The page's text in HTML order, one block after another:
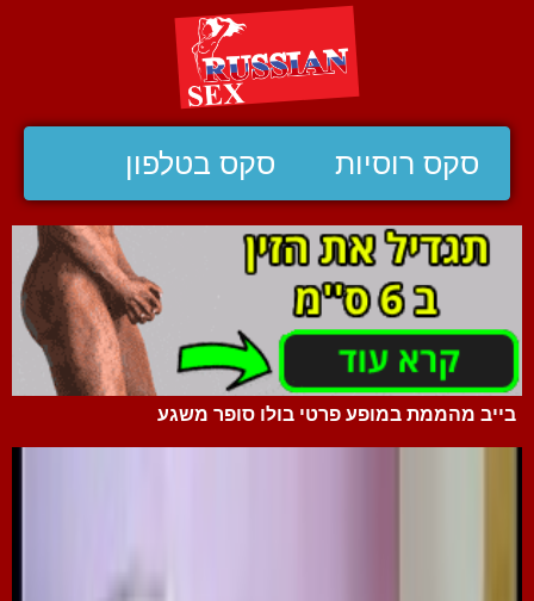
סקס רוסיות סקס בטלפון
בייב מהממת במופע פרטי בולו סופר משגע